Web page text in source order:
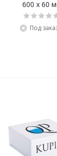
600 x 60
Под